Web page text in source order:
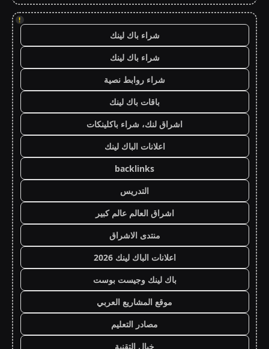
!
شراء باك لينك
شراء باك لينك
شراء روابط نصية
باقات باك لينك
اشراق لنك، شراء باكلينكات
اعلانات الباك لينك
backlinks
التدريس
اشراق العالم عالم كبير
منتدى الاشراق
اعلانات الباك لينك 2026
باك لينك وجيست بوست
موقع المشاريع العربي
مصادر التعليم
خيال التقنية